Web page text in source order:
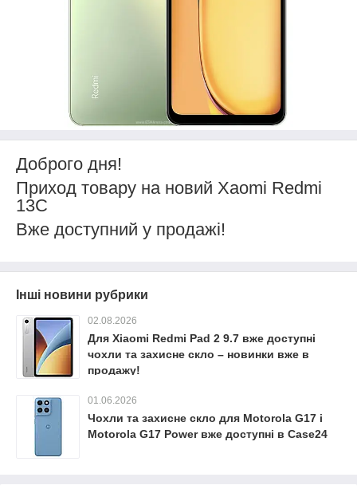
Доброго дня!
Приход товару на новий Xaomi Redmi
13C
Вже доступний у продажі!
Інші новини рубрики
02.08.2026
Для Xiaomi Redmi Pad 2 9.7 вже доступні
чохли та захисне скло – новинки вже в
продажу!
01.06.2026
Чохли та захисне скло для Motorola G17 і
Motorola G17 Power вже доступні в Case24